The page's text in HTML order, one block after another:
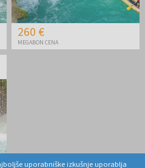
260 €
MEGABON CENA
uporabniške izkušnje uporablja